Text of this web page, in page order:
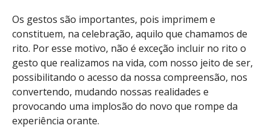
Os gestos são importantes, pois imprimem e
constituem, na celebração, aquilo que chamamos de
rito. Por esse motivo, não é exceção incluir no rito o
gesto que realizamos na vida, com nosso jeito de ser,
possibilitando o acesso da nossa compreensão, nos
convertendo, mudando nossas realidades e
provocando uma implosão do novo que rompe da
experiência orante.